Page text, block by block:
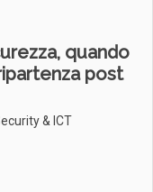
quando
post
& ICT